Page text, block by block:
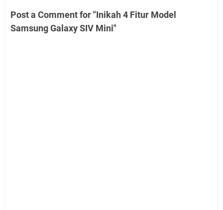
Post a Comment for "Inikah 4 Fitur Model
Samsung Galaxy SIV Mini"